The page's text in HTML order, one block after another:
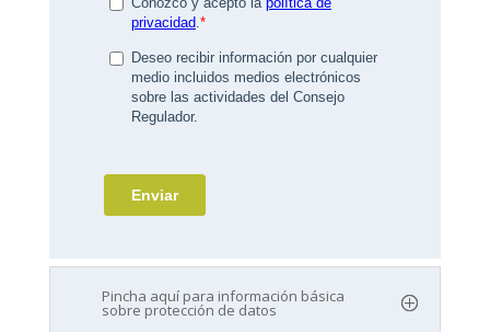
Pincha aquí para información básica
sobre protección de datos